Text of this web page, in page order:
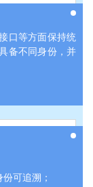
口等方面保持统
备不同身份，并
可追溯；